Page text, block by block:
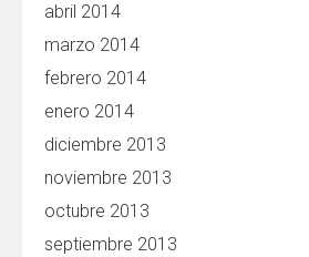
abril 2014
marzo 2014
febrero 2014
enero 2014
diciembre 2013
noviembre 2013
octubre 2013
septiembre 2013